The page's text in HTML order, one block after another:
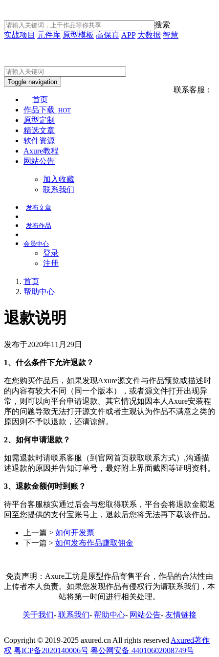
搜索
实战项目 元件库 原型模板 高保真 APP 大数据 智慧
联系客服：
Toggle navigation
首页
作品下载 HOT
原型定制
精选文章
软件资源
Axure教程
网站公告
加入收藏
联系我们
发布文章
发布作品
会员中心
登录
注册
首页
帮助中心
退款说明
发布于2020年11月29日
1、什么条件下允许退款？
在您购买作品后，如果发现Axure源文件与作品预览或描述时
的内容有较大不同（同一个版本），或者源文件打开出现异
常，则可以向平台申请退款。其它情况如因本人Axure安装程
序的问题导致无法打开源文件或者主观认为作品不满意之类的
原因则不予以退款，还请谅解。
2、如何申请退款？
如需退款时请联系客服（到官网首页获取联系方式）,沟通描
述退款的原因并告知订单号，最好附上界面截图等证明资料。
3、退款金额何时到账？
待平台客服核实通过后会与您取得联系，平台会将退款金额返
回至您提供的支付宝账号上，退款后您将无法再下载该作品。
上一篇 > 如何开发票
下一篇 > 如何发布作品赚取佣金
免责声明：Axure工坊是原型作品寄售平台，作品的合法性由
上传者本人负责。如果您发现作品有侵权行为请联系我们，本
站将第一时间进行相关处理。
关于我们- 联系我们- 帮助中心- 网站公告- 友情链接
Copyright © 2019-2025 axured.cn All rights reserved Axured著作
权 粤ICP备2020140006号 粤公网安备 44010602008749号